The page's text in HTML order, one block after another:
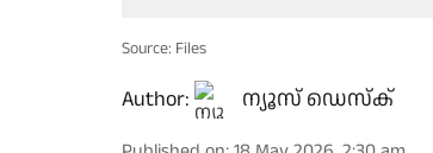
Source: Files
Author: ന്യൂസ് ഡെസ്ക്